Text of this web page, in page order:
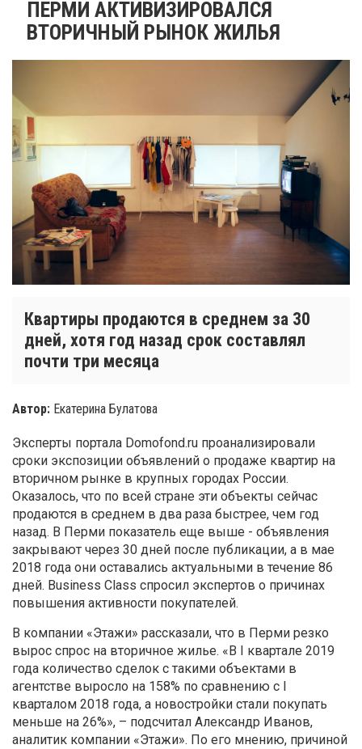
ПЕРМИ АКТИВИЗИРОВАЛСЯ
ВТОРИЧНЫЙ РЫНОК ЖИЛЬЯ
Квартиры продаются в среднем за 30
дней, хотя год назад срок составлял
почти три месяца
Автор: Екатерина Булатова
Эксперты портала Domofond.ru проанализировали
сроки экспозиции объявлений о продаже квартир на
вторичном рынке в крупных городах России.
Оказалось, что по всей стране эти объекты сейчас
продаются в среднем в два раза быстрее, чем год
назад. В Перми показатель еще выше - объявления
закрывают через 30 дней после публикации, а в мае
2018 года они оставались актуальными в течение 86
дней. Business Class спросил экспертов о причинах
повышения активности покупателей.
В компании «Этажи» рассказали, что в Перми резко
вырос спрос на вторичное жилье. «В I квартале 2019
года количество сделок c такими объектами в
агентстве выросло на 158% по сравнению с I
кварталом 2018 года, а новостройки стали покупать
меньше на 26%», – подсчитал Александр Иванов,
аналитик компании «Этажи». По его мнению, причиной